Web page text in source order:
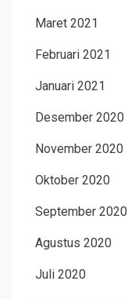
Maret 2021
Februari 2021
Januari 2021
Desember 2020
November 2020
Oktober 2020
September 2020
Agustus 2020
Juli 2020